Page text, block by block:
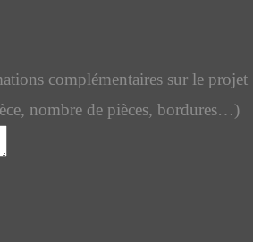
complémentaires sur le projet
nombre de pièces, bordures…)